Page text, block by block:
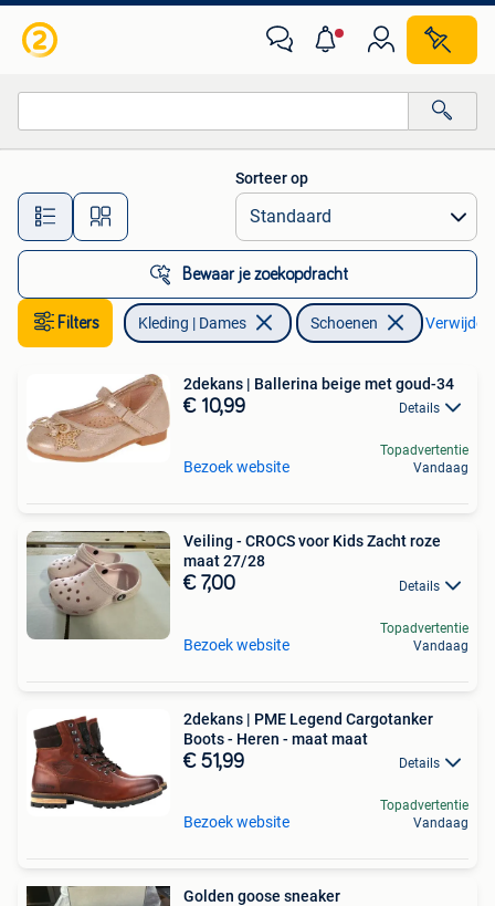
Alle afstanden…
Sorteer op
Bewaar je zoekopdracht
Filters Kleding | Dames Schoenen Verwijder
2dekans | Ballerina beige met goud-34
€ 10,99 Details
Bezoek website
Topadvertentie
Vandaag
Veiling - CROCS voor Kids Zacht roze
maat 27/28
€ 7,00 Details
Bezoek website
Topadvertentie
Vandaag
2dekans | PME Legend Cargotanker
Boots - Heren - maat maat
€ 51,99 Details
Bezoek website
Topadvertentie
Vandaag
Golden goose sneaker